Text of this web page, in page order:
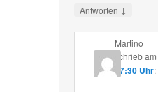
Antworten ↓
Martino
schriebam
07:30 Uhr: